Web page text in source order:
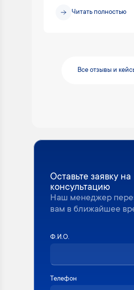
Читать полностью
Все отзывы и
Оставьте заявку на
консультацию
Наш менеджер
вам в ближайшее
Ф.И.О.
Телефон